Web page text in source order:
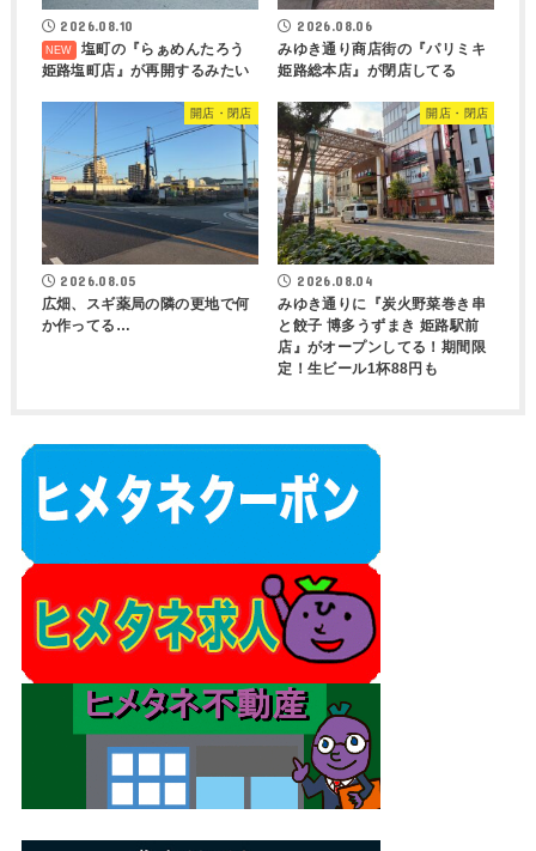
2026.08.10
塩町の『らぁめんたろう
姫路塩町店』が再開するみたい
2026.08.06
みゆき通り商店街の『パリミキ
姫路総本店』が閉店してる
開店・閉店
2026.08.05
広畑、スギ薬局の隣の更地で何
か作ってる…
開店・閉店
2026.08.04
みゆき通りに『炭火野菜巻き串
と餃子 博多うずまき 姫路駅前
店』がオープンしてる！期間限
定！生ビール1杯88円も